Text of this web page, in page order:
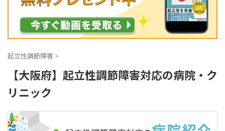
起立性調節障害 >
【大阪府】起立性調節障害対応の病院・ク
リニック